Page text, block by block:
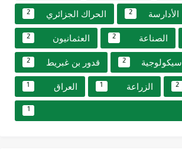
الأدارسة 2 الحراك الجزائري 2
الصناعة 2 العثمانيون 2
سيكولوجية 2 قدور بن غبريط 2
2 الزراعة 1 العراق 1
1